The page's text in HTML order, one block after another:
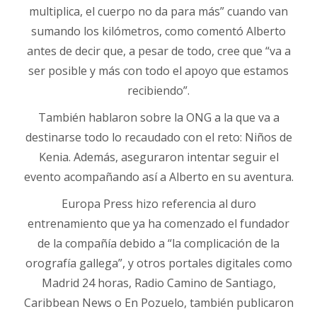
multiplica, el cuerpo no da para más” cuando van
sumando los kilómetros, como comentó Alberto
antes de decir que, a pesar de todo, cree que “va a
ser posible y más con todo el apoyo que estamos
recibiendo”.
También hablaron sobre la ONG a la que va a
destinarse todo lo recaudado con el reto: Niños de
Kenia. Además, aseguraron intentar seguir el
evento acompañando así a Alberto en su aventura.
Europa Press hizo referencia al duro
entrenamiento que ya ha comenzado el fundador
de la compañía debido a “la complicación de la
orografía gallega”, y otros portales digitales como
Madrid 24 horas, Radio Camino de Santiago,
Caribbean News o En Pozuelo, también publicaron